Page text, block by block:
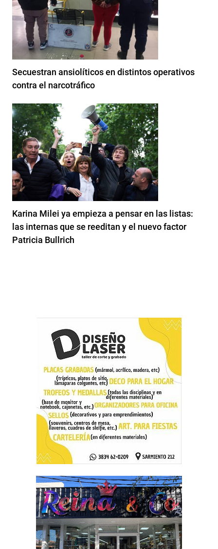
Secuestran ansiolíticos en distintos operativos
contra el narcotráfico
Karina Milei ya empieza a pensar en las listas:
las internas que se reeditan y el nuevo factor
Patricia Bullrich